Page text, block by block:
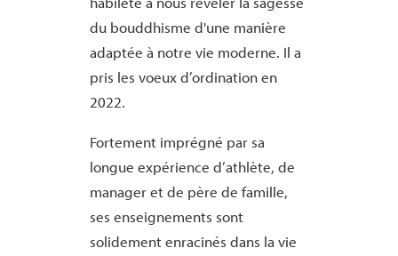
du bouddhisme d'une manière
adaptée à notre vie moderne. Il a
pris les voeux d’ordination en
2022.
Fortement imprégné par sa
longue expérience d’athlète, de
manager et de père de famille,
ses enseignements sont
solidement enracinés dans la vie